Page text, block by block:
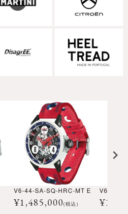
V6-44-SA-SQ-HRC-MT E
¥1,485,000(税込)
V6-44-
¥